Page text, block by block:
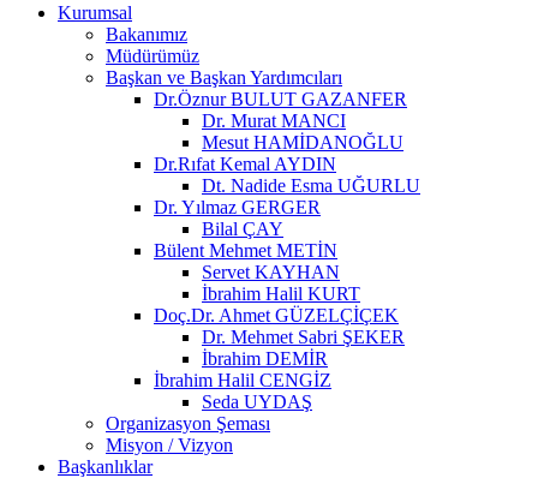
Kurumsal
Bakanımız
Müdürümüz
Başkan ve Başkan Yardımcıları
Dr.Öznur BULUT GAZANFER
Dr. Murat MANCI
Mesut HAMİDANOĞLU
Dr.Rıfat Kemal AYDIN
Dt. Nadide Esma UĞURLU
Dr. Yılmaz GERGER
Bilal ÇAY
Bülent Mehmet METİN
Servet KAYHAN
İbrahim Halil KURT
Doç.Dr. Ahmet GÜZELÇİÇEK
Dr. Mehmet Sabri ŞEKER
İbrahim DEMİR
İbrahim Halil CENGİZ
Seda UYDAŞ
Organizasyon Şeması
Misyon / Vizyon
Başkanlıklar